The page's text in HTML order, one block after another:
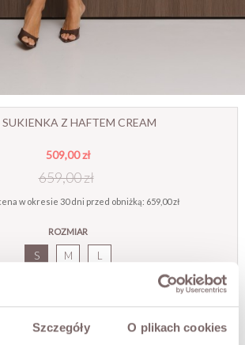
Szczegóły O plikach cookies
SUKIENKA Z HAFTEM CREAM
509,00 zł
659,00 zł
w okresie 30 dni przed obniżką: 659,00 zł
ROZMIAR
S M L
Cream_